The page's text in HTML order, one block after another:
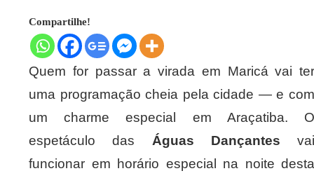
Compartilhe!
Quem for passar a virada em Maricá vai ter
uma programação cheia pela cidade — e com
um charme especial em Araçatiba. O
espetáculo das Águas Dançantes vai
funcionar em horário especial na noite desta